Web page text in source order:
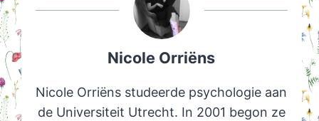
Nicole Orriëns
Nicole Orriëns studeerde psychologie aan
de Universiteit Utrecht. In 2001 begon ze